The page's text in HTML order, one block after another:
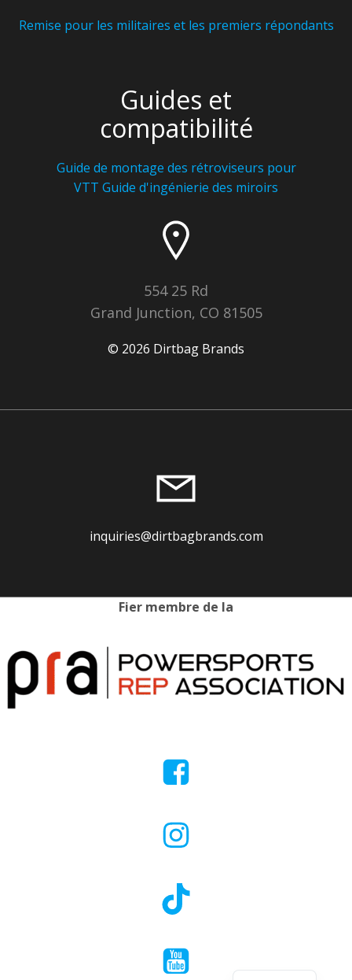
Remise pour les militaires et les premiers répondants
Guides et
compatibilité
Guide de montage des rétroviseurs pour
VTT Guide d'ingénierie des miroirs
554 25 Rd
Grand Junction, CO 81505
© 2026 Dirtbag Brands
inquiries@dirtbagbrands.com
Fier membre de la